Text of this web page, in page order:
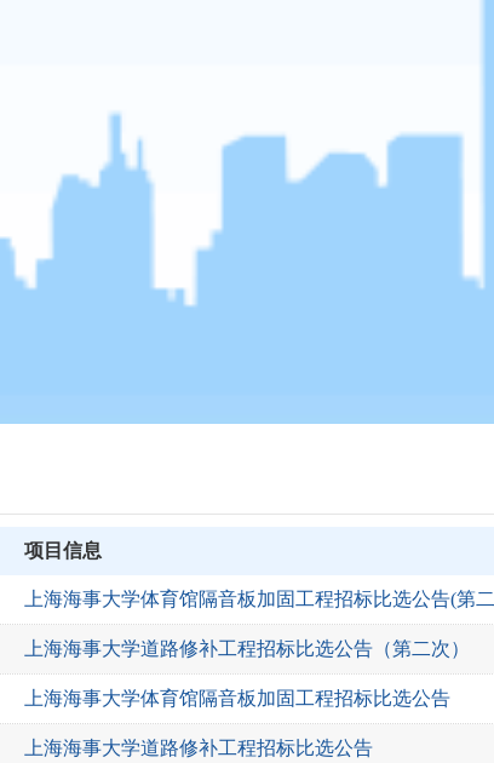
项目信息
上海海事大学体育馆隔音板加固工程招标比选公告(第二
上海海事大学道路修补工程招标比选公告（第二次）
上海海事大学体育馆隔音板加固工程招标比选公告
上海海事大学道路修补工程招标比选公告